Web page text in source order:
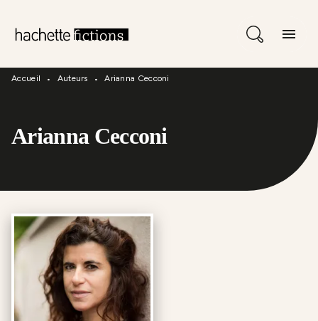
menu
Accueil • Auteurs • Arianna Cecconi
Arianna Cecconi